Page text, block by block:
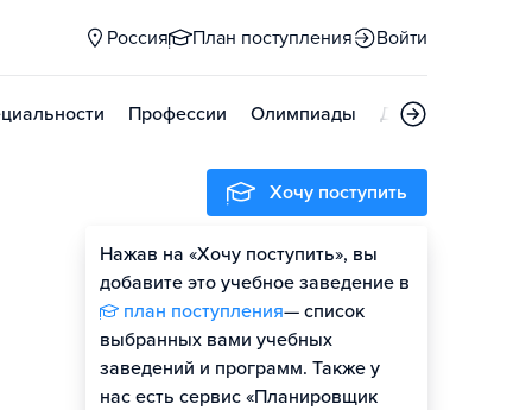
Россия План поступления Войти
Профессии Олимпиады Дни открытых
Хочу поступить
Нажав на «Хочу поступить», вы
добавите это учебное заведение в
план поступления— список
выбранных вами учебных
заведений и программ. Также у
нас есть сервис «Планировщик